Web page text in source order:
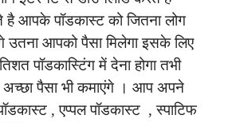
है आपके पॉडकास्ट को जितना लोग
आपको पैसा मिलेगा इसके लिए
पॉडकास्टिंग में देना होगा तभी
पैसा भी कमाएंगे । आप अपने
, एप्पल पॉडकास्ट , स्पाटिफ‌‌